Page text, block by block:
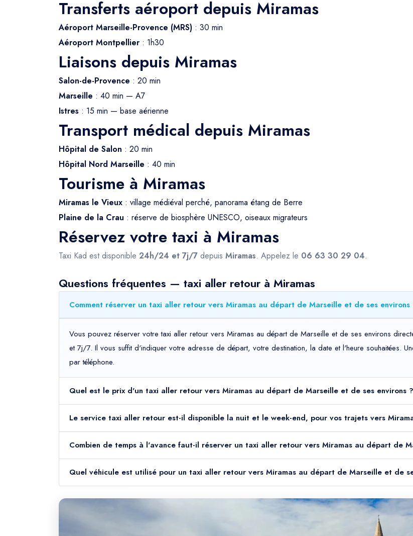
Transferts aéroport depuis Miramas
Aéroport Marseille-Provence (MRS) : 30 min
Aéroport Montpellier : 1h30
Liaisons depuis Miramas
Salon-de-Provence : 20 min
Marseille : 40 min — A7
Istres : 15 min — base aérienne
Transport médical depuis Miramas
Hôpital de Salon : 20 min
Hôpital Nord Marseille : 40 min
Tourisme à Miramas
Miramas le Vieux : village médiéval perché, panorama étang de Berre
Plaine de la Crau : réserve de biosphère UNESCO, oiseaux migrateurs
Réservez votre taxi à Miramas
Taxi Kad est disponible 24h/24 et 7j/7 depuis Miramas. Appelez le 06 63 30 29 04.
Questions fréquentes — taxi aller retour à Miramas
Comment réserver un taxi aller retour vers Miramas au départ de Marseille et de ses environs
Vous pouvez réserver votre taxi aller retour vers Miramas au départ de Marseille et de ses environs
et 7j/7. Il vous suffit d'indiquer votre adresse de départ, votre destination, la date et l'heure souhaitées.
par téléphone.
Quel est le prix d'un taxi aller retour vers Miramas au départ de Marseille et de ses environs ?
Le service taxi aller retour est-il disponible la nuit et le week-end, pour vos trajets vers
Combien de temps à l'avance faut-il réserver un taxi aller retour vers Miramas au départ de
Quel véhicule est utilisé pour un taxi aller retour vers Miramas au départ de Marseille et de